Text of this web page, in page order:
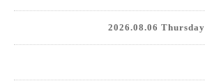
2026.08.06 Thursday